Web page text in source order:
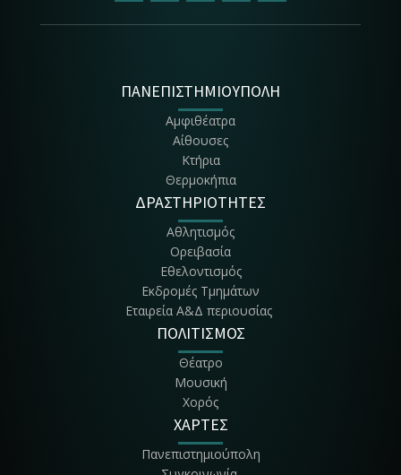
ΠΑΝΕΠΙΣΤΗΜΙΟΥΠΟΛΗ
Αμφιθέατρα
Αίθουσες
Κτήρια
Θερμοκήπια
ΔΡΑΣΤΗΡΙΟΤΗΤΕΣ
Αθλητισμός
Ορειβασία
Εθελοντισμός
Εκδρομές Τμημάτων
Εταιρεία Α&Δ περιουσίας
ΠΟΛΙΤΙΣΜΟΣ
Θέατρο
Μουσική
Χορός
ΧΑΡΤΕΣ
Πανεπιστημιούπολη